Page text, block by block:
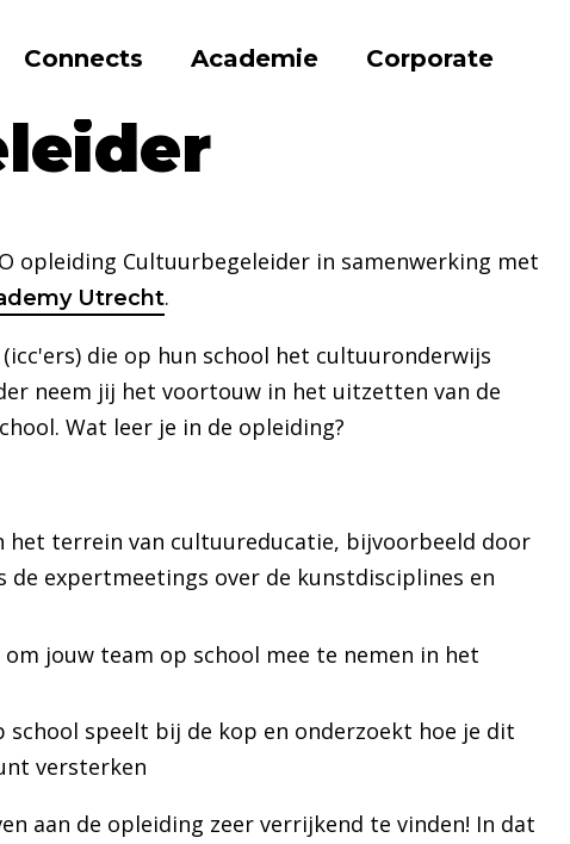
Connects Academie Corporate
opleiding Cultuurbegeleider in samenwerking met
Utrecht.
die op hun school het cultuuronderwijs
neem jij het voortouw in het uitzetten van de
Wat leer je in de opleiding?
het terrein van cultuureducatie, bijvoorbeeld door
de expertmeetings over de kunstdisciplines en
jouw team op school mee te nemen in het
school speelt bij de kop en onderzoekt hoe je dit
versterken
aan de opleiding zeer verrijkend te vinden! In dat